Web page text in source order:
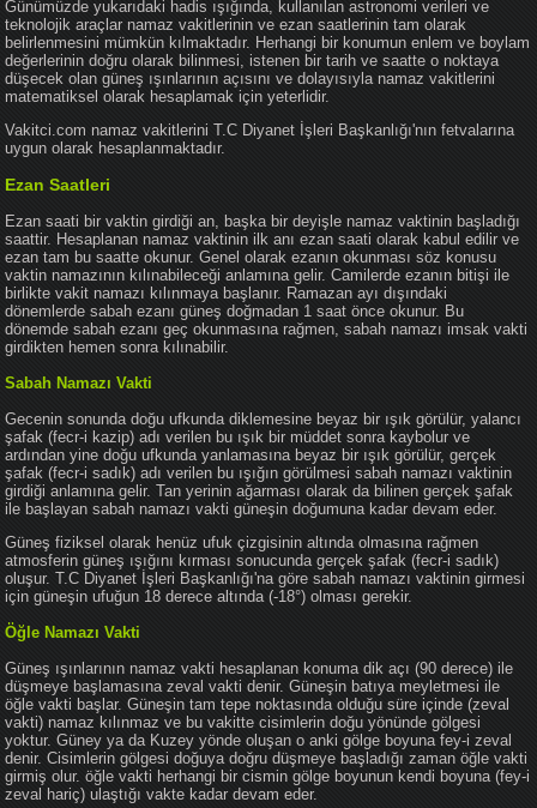
Günümüzde yukarıdaki hadis ışığında, kullanılan astronomi verileri ve
teknolojik araçlar namaz vakitlerinin ve ezan saatlerinin tam olarak
belirlenmesini mümkün kılmaktadır. Herhangi bir konumun enlem ve boylam
değerlerinin doğru olarak bilinmesi, istenen bir tarih ve saatte o noktaya
düşecek olan güneş ışınlarının açısını ve dolayısıyla namaz vakitlerini
matematiksel olarak hesaplamak için yeterlidir.
Vakitci.com namaz vakitlerini T.C Diyanet İşleri Başkanlığı'nın fetvalarına
uygun olarak hesaplanmaktadır.
Ezan Saatleri
Ezan saati bir vaktin girdiği an, başka bir deyişle namaz vaktinin başladığı
saattir. Hesaplanan namaz vaktinin ilk anı ezan saati olarak kabul edilir ve
ezan tam bu saatte okunur. Genel olarak ezanın okunması söz konusu
vaktin namazının kılınabileceği anlamına gelir. Camilerde ezanın bitişi ile
birlikte vakit namazı kılınmaya başlanır. Ramazan ayı dışındaki
dönemlerde sabah ezanı güneş doğmadan 1 saat önce okunur. Bu
dönemde sabah ezanı geç okunmasına rağmen, sabah namazı imsak vakti
girdikten hemen sonra kılınabilir.
Sabah Namazı Vakti
Gecenin sonunda doğu ufkunda diklemesine beyaz bir ışık görülür, yalancı
şafak (fecr-i kazip) adı verilen bu ışık bir müddet sonra kaybolur ve
ardından yine doğu ufkunda yanlamasına beyaz bir ışık görülür, gerçek
şafak (fecr-i sadık) adı verilen bu ışığın görülmesi sabah namazı vaktinin
girdiği anlamına gelir. Tan yerinin ağarması olarak da bilinen gerçek şafak
ile başlayan sabah namazı vakti güneşin doğumuna kadar devam eder.
Güneş fiziksel olarak henüz ufuk çizgisinin altında olmasına rağmen
atmosferin güneş ışığını kırması sonucunda gerçek şafak (fecr-i sadık)
oluşur. T.C Diyanet İşleri Başkanlığı'na göre sabah namazı vaktinin girmesi
için güneşin ufuğun 18 derece altında (-18°) olması gerekir.
Öğle Namazı Vakti
Güneş ışınlarının namaz vakti hesaplanan konuma dik açı (90 derece) ile
düşmeye başlamasına zeval vakti denir. Güneşin batıya meyletmesi ile
öğle vakti başlar. Güneşin tam tepe noktasında olduğu süre içinde (zeval
vakti) namaz kılınmaz ve bu vakitte cisimlerin doğu yönünde gölgesi
yoktur. Güney ya da Kuzey yönde oluşan o anki gölge boyuna fey-i zeval
denir. Cisimlerin gölgesi doğuya doğru düşmeye başladığı zaman öğle vakti
girmiş olur. öğle vakti herhangi bir cismin gölge boyunun kendi boyuna (fey-i
zeval hariç) ulaştığı vakte kadar devam eder.